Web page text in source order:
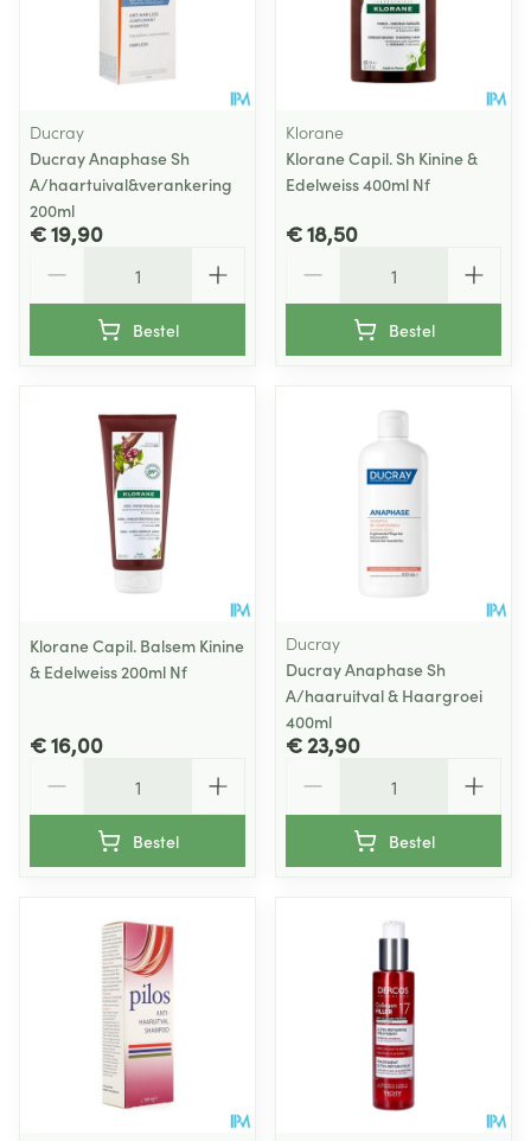
Ducray
Ducray Anaphase Sh
A/haartuival&verankering
200ml
€ 19,90
Bestel
Klorane
Klorane Capil. Sh Kinine &
Edelweiss 400ml Nf
€ 18,50
Bestel
Klorane Capil. Balsem Kinine
& Edelweiss 200ml Nf
€ 16,00
Bestel
Ducray
Ducray Anaphase Sh
A/haaruitval & Haargroei
400ml
€ 23,90
Bestel